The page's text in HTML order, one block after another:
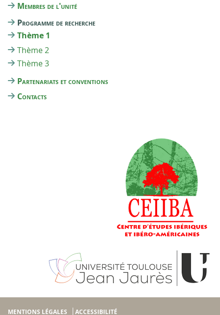
Membres de l'unité
Programme de recherche
Thème 1
Thème 2
Thème 3
Partenariats et conventions
Contacts
MENTIONS LÉGALES ACCESSIBILITÉ